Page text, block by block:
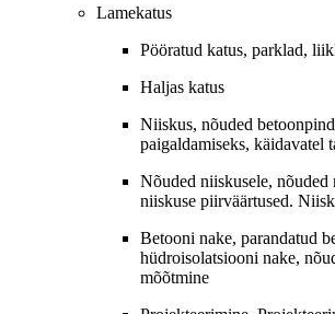
Lamekatus
Pööratud katus, parklad,
Haljas katus
Niiskus, nõuded
paigaldamiseks, käidavatel
Nõuded niiskusele, nõuded
niiskuse piirväärtused.
Betooni nake, parandatud
hüdroisolatsiooni nake,
mõõtmine